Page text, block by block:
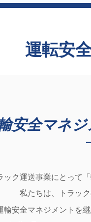
運転安
安全マネ
ック運送事業にとって
私たちは、トラッ
輸安全マネジメントを継